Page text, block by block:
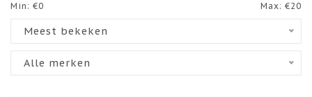
Min: €0 Max: €20
Meest bekeken
Alle merken